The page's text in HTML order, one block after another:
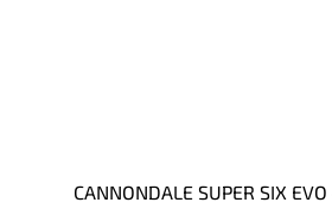
CANNONDALE SUPER SIX